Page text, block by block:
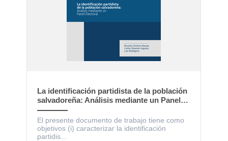
La identificación partidista de la población
salvadoreña: Análisis mediante un Panel
Electoral
El presente documento de trabajo tiene como
objetivos (i) caracterizar la identificación
partidis...